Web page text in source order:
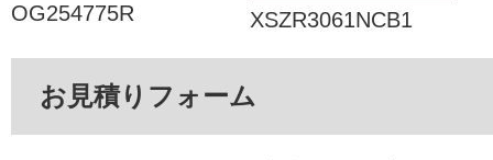
OG254775R XSZR3061NCB1
お見積りフォーム